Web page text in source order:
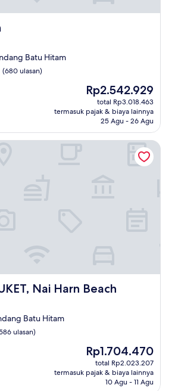
Batu Hitam
(680 ulasan)
Harga
sekarang
Rp2.542.929
Rp2.542.929
total Rp3.018.463
termasuk pajak & biaya lainnya
25 Agu - 26 Agu
Nai Harn Beach
Nai Harn Beach
Batu Hitam
ulasan)
Harga
sekarang
Rp1.704.470
Rp1.704.470
total Rp2.023.207
termasuk pajak & biaya lainnya
10 Agu - 11 Agu
Harn Beach